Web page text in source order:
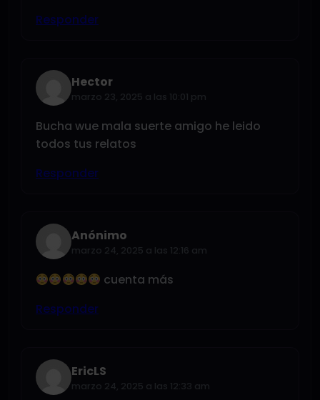
Responder
Hector
marzo 23, 2025 a las 10:01 pm
Bucha wue mala suerte amigo he leido
todos tus relatos
Responder
Anónimo
marzo 24, 2025 a las 12:16 am
cuenta más
Responder
EricLS
marzo 24, 2025 a las 12:33 am